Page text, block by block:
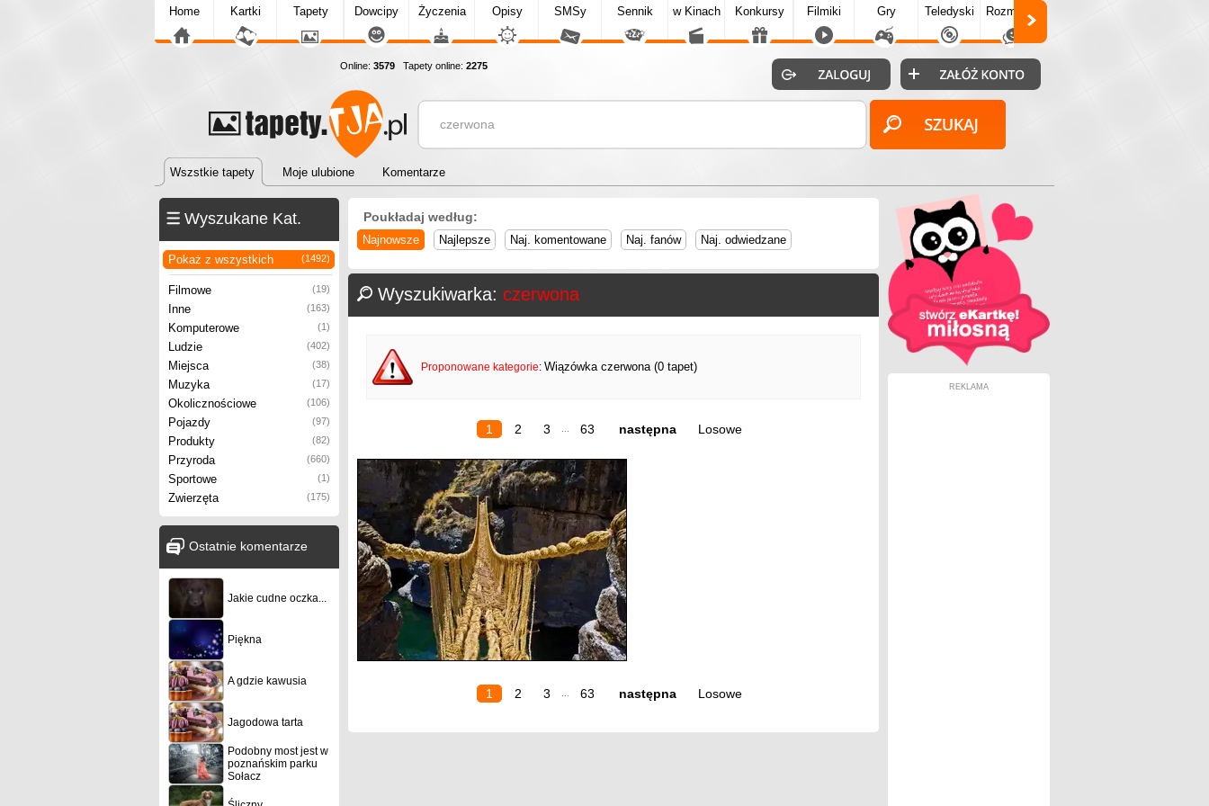
Home Kartki Tapety Dowcipy Życzenia Opisy SMSy Sennik w Kinach Konkursy Filmiki Gry Teledyski Rozmówki
Online: 3579 Tapety online: 2275
Wszstkie tapety Moje ulubione Komentarze
Wyszukane Kat.
Pokaż z wszystkich (1492)
Filmowe (19)
Inne (163)
Komputerowe (1)
Ludzie (402)
Miejsca (38)
Muzyka (17)
Okolicznościowe (106)
Pojazdy (97)
Produkty (82)
Przyroda (660)
Sportowe (1)
Zwierzęta (175)
Ostatnie komentarze
Jakie cudne oczka...
Piękna
A gdzie kawusia
Jagodowa tarta
Podobny most jest w
poznańskim parku
Sołacz
Poukładaj według:
Najnowsze Najlepsze Naj. komentowane Naj. fanów Naj. odwiedzane
Wyszukiwarka: czerwona
Proponowane kategorie: Wiązówka czerwona (0 tapet)
1 2 3 63 następna Losowe
1 2 3 63 następna Losowe
REKLAMA